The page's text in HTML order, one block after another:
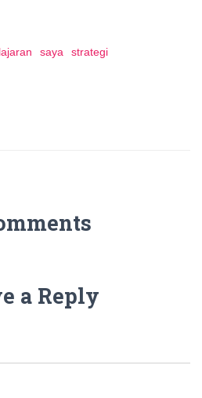
saya strategi
a Reply